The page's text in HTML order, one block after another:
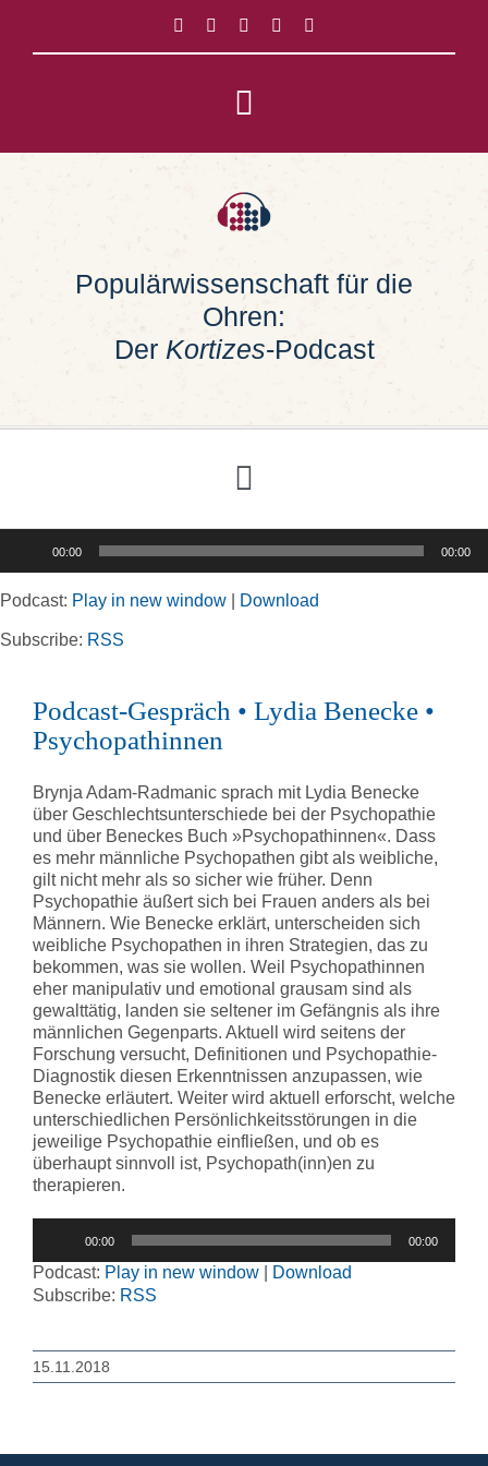
springen
Toggle
Navigation
Impressum
Populärwissenschaft für die
Ohren:
Der Kortizes-Podcast
Toggle
Navigation
Rubriken
Kortizes Website
00:00 00:00
Podcast: Play in new window Download
Subscribe: RSS
Podcast-Gespräch • Lydia Benecke •
Psychopathinnen
Brynja Adam-Radmanic sprach mit Lydia Benecke
über Geschlechtsunterschiede bei der Psychopathie
und über Beneckes Buch »Psychopathinnen«. Dass
es mehr männliche Psychopathen gibt als weibliche,
gilt nicht mehr als so sicher wie früher. Denn
Psychopathie äußert sich bei Frauen anders als bei
Männern. Wie Benecke erklärt, unterscheiden sich
weibliche Psychopathen in ihren Strategien, das zu
bekommen, was sie wollen. Weil Psychopathinnen
eher manipulativ und emotional grausam sind als
gewalttätig, landen sie seltener im Gefängnis als ihre
männlichen Gegenparts. Aktuell wird seitens der
Forschung versucht, Definitionen und Psychopathie-
Diagnostik diesen Erkenntnissen anzupassen, wie
Benecke erläutert. Weiter wird aktuell erforscht, welche
unterschiedlichen Persönlichkeitsstörungen in die
jeweilige Psychopathie einfließen, und ob es
überhaupt sinnvoll ist, Psychopath(inn)en zu
therapieren.
00:00 00:00
Podcast: Play in new window
Download
Subscribe: RSS
15.11.2018